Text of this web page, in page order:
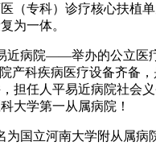
（专科）诊疗核心扶植
为一体。
病院——举办的公立医
产科疾病医疗设备齐
担任人平易近病院社
大学第一从属病院！
立河南大学附从属病